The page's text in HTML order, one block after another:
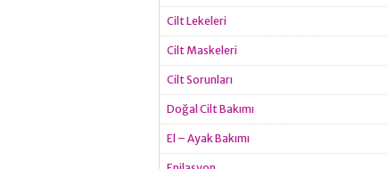
Cilt Lekeleri
Cilt Maskeleri
Cilt Sorunları
Doğal Cilt Bakımı
El – Ayak Bakımı